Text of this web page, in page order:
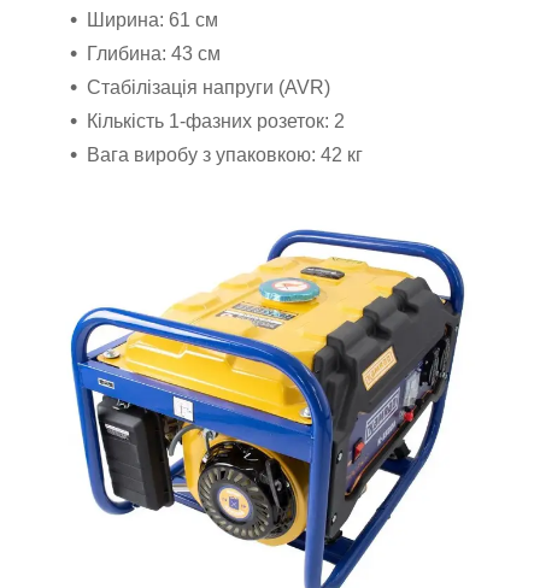
Ширина: 61 см
Глибина: 43 см
Стабілізація напруги (AVR)
Кількість 1-фазних розеток: 2
Вага виробу з упаковкою: 42 кг